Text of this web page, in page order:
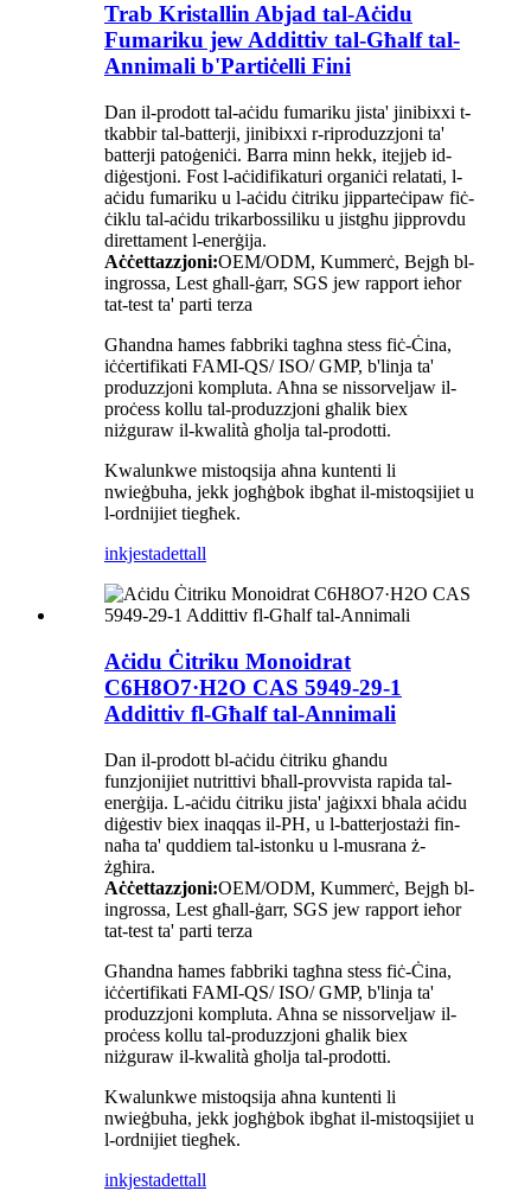
Trab Kristallin Abjad tal-Aċidu
Fumariku jew Addittiv tal-Għalf tal-
Annimali b'Partiċelli Fini
Dan il-prodott tal-aċidu fumariku jista' jinibixxi t-
tkabbir tal-batterji, jinibixxi r-riproduzzjoni ta'
batterji patoġeniċi. Barra minn hekk, itejjeb id-
diġestjoni. Fost l-aċidifikaturi organiċi relatati, l-
aċidu fumariku u l-aċidu ċitriku jipparteċipaw fiċ-
ċiklu tal-aċidu trikarbossiliku u jistgħu jipprovdu
direttament l-enerġija.
Aċċettazzjoni:OEM/ODM, Kummerċ, Bejgħ bl-
ingrossa, Lest għall-ġarr, SGS jew rapport ieħor
tat-test ta' parti terza
Għandna ħames fabbriki tagħna stess fiċ-Ċina,
iċċertifikati FAMI-QS/ ISO/ GMP, b'linja ta'
produzzjoni kompluta. Aħna se nissorveljaw il-
proċess kollu tal-produzzjoni għalik biex
niżguraw il-kwalità għolja tal-prodotti.
Kwalunkwe mistoqsija aħna kuntenti li
nwieġbuha, jekk jogħġbok ibgħat il-mistoqsijiet u
l-ordnijiet tiegħek.
inkjestadettall
Aċidu Ċitriku Monoidrat
C6H8O7·H2O CAS 5949-29-1
Addittiv fl-Għalf tal-Annimali
Dan il-prodott bl-aċidu ċitriku għandu
funzjonijiet nutrittivi bħall-provvista rapida tal-
enerġija. L-aċidu ċitriku jista' jaġixxi bħala aċidu
diġestiv biex inaqqas il-PH, u l-batterjostażi fin-
naħa ta' quddiem tal-istonku u l-musrana ż-
żgħira.
Aċċettazzjoni:OEM/ODM, Kummerċ, Bejgħ bl-
ingrossa, Lest għall-ġarr, SGS jew rapport ieħor
tat-test ta' parti terza
Għandna ħames fabbriki tagħna stess fiċ-Ċina,
iċċertifikati FAMI-QS/ ISO/ GMP, b'linja ta'
produzzjoni kompluta. Aħna se nissorveljaw il-
proċess kollu tal-produzzjoni għalik biex
niżguraw il-kwalità għolja tal-prodotti.
Kwalunkwe mistoqsija aħna kuntenti li
nwieġbuha, jekk jogħġbok ibgħat il-mistoqsijiet u
l-ordnijiet tiegħek.
inkjestadettall